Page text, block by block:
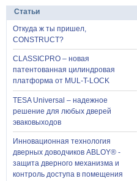
Статьи
Откуда ж ты пришел,
CONSTRUCT?
CLASSICPRO – новая
патентованная цилиндровая
платформа от MUL-T-LOCK
TESA Universal – надежное
решение для любых дверей
эваковыходов
Инновационная технология
дверных доводчиков ABLOY® -
защита дверного механизма и
контроль доступа в помещения